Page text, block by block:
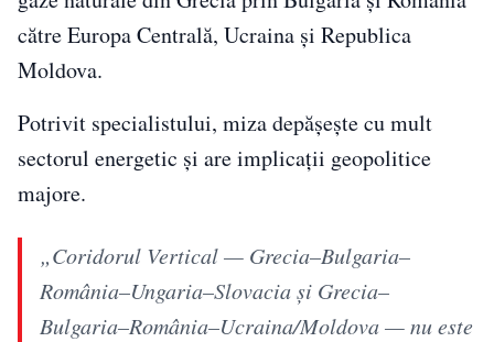
către Europa Centrală, Ucraina și Republica
Moldova.
Potrivit specialistului, miza depășește cu mult
sectorul energetic și are implicații geopolitice
majore.
„Coridorul Vertical — Grecia–Bulgaria–
România–Ungaria–Slovacia și Grecia–
Bulgaria–România–Ucraina/Moldova — nu este